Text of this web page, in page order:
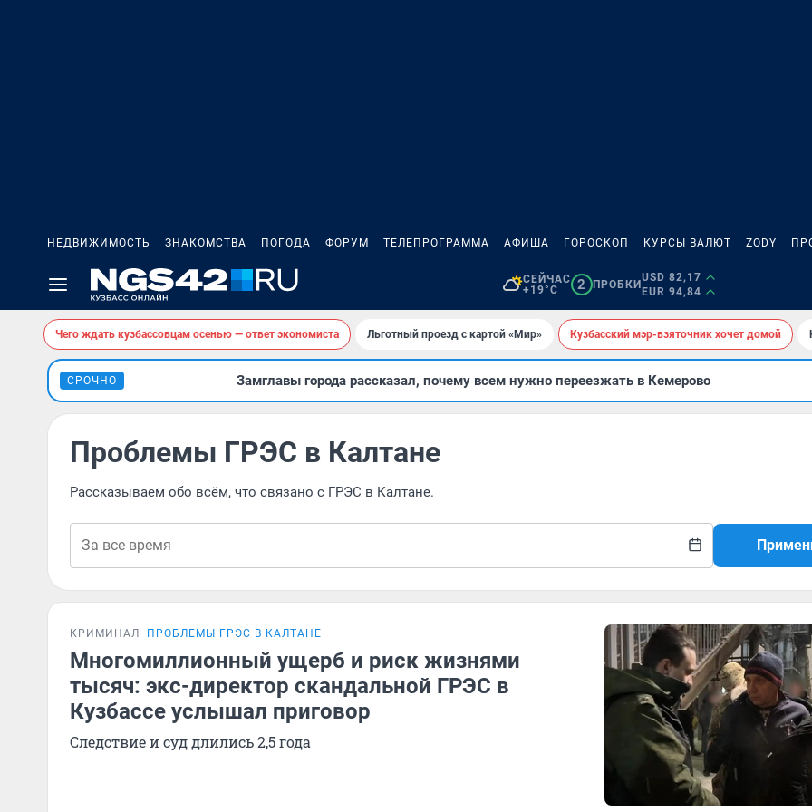
НЕДВИЖИМОСТЬ ЗНАКОМСТВА ПОГОДА ФОРУМ ТЕЛЕПРОГРАММА АФИША ГОРОСКОП КУРСЫ ВАЛЮТ ZODY
СЕЙЧАС
+19°C
2 ПРОБКИ
USD 82,17
EUR 94,84
Чего ждать кузбассовцам осенью — ответ экономиста Льготный проезд с картой «Мир» Кузбасский мэр-взяточник хочет домой
СРОЧНО Замглавы города рассказал, почему всем нужно переезжать в Кемерово
Проблемы ГРЭС в Калтане
Рассказываем обо всём, что связано с ГРЭС в Калтане.
КРИМИНАЛ ПРОБЛЕМЫ ГРЭС В КАЛТАНЕ
Многомиллионный ущерб и риск жизнями
тысяч: экс-директор скандальной ГРЭС в
Кузбассе услышал приговор
Следствие и суд длились 2,5 года